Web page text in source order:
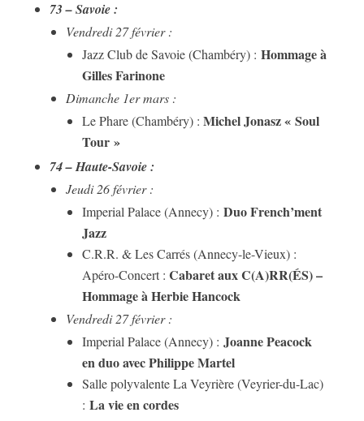
73 – Savoie :
Vendredi 27 février :
Jazz Club de Savoie (Chambéry) : Hommage à
Gilles Farinone
Dimanche 1er mars :
Le Phare (Chambéry) : Michel Jonasz « Soul
Tour »
74 – Haute-Savoie :
Jeudi 26 février :
Imperial Palace (Annecy) : Duo French’ment
Jazz
C.R.R. & Les Carrés (Annecy-le-Vieux) :
Apéro-Concert : Cabaret aux C(A)RR(ÉS) –
Hommage à Herbie Hancock
Vendredi 27 février :
Imperial Palace (Annecy) : Joanne Peacock
en duo avec Philippe Martel
Salle polyvalente La Veyrière (Veyrier-du-Lac)
: La vie en cordes